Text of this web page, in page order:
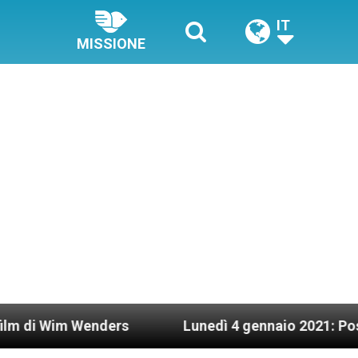
MISSIONE
IT
Lunedì 4 gennaio 2021: Possesso